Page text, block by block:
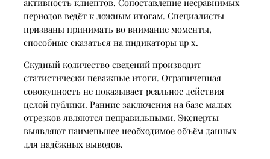
активность клиентов. Сопоставление несравнимых
периодов ведёт к ложным итогам. Специалисты
призваны принимать во внимание моменты,
способные сказаться на индикаторы up x.
Скудный количество сведений производит
статистически неважные итоги. Ограниченная
совокупность не показывает реальное действия
целой публики. Ранние заключения на базе малых
отрезков являются неправильными. Эксперты
выявляют наименьшее необходимое объём данных
для надёжных выводов.